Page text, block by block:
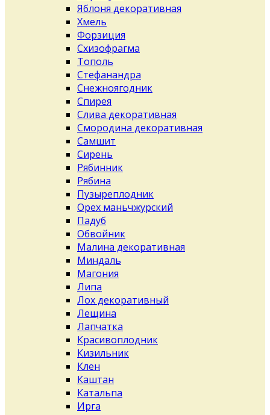
Яблоня декоративная
Хмель
Форзиция
Схизофрагма
Тополь
Стефанандра
Снежноягодник
Спирея
Слива декоративная
Смородина декоративная
Самшит
Сирень
Рябинник
Рябина
Пузыреплодник
Орех маньчжурский
Падуб
Обвойник
Малина декоративная
Миндаль
Магония
Липа
Лох декоративный
Лещина
Лапчатка
Красивоплодник
Кизильник
Клен
Каштан
Катальпа
Ирга